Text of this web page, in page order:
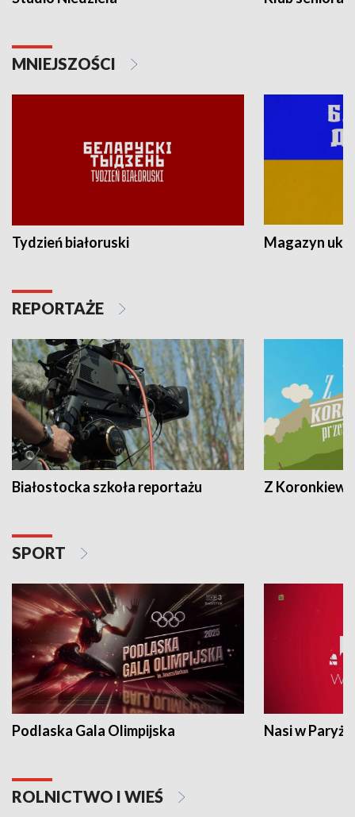
MNIEJSZOŚCI
Tydzień białoruski Magazyn
REPORTAŻE
Białostocka szkoła reportażu Z
SPORT
Podlaska Gala Olimpijska Nasi w Paryżu
ROLNICTWO I WIEŚ